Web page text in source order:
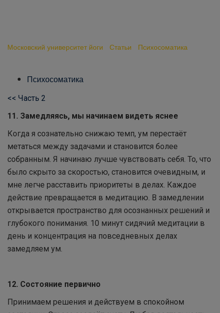
Московский университет йоги Статьи Психосоматика
Психосоматика
<< Часть 2
11. Замедляясь, мы начинаем видеть яснее
Когда я сознательно снижаю темп, ум перестаёт
метаться между задачами и становится более
собранным. Я начинаю лучше чувствовать себя. То, что
было скрыто за скоростью, становится очевидным, и
мне легче расставить приоритеты в делах. Каждое
действие превращается в медитацию. В замедлении
открывается пространство для осознанных решений и
глубокого понимания. 10 минут сидячий медитации в
день и концентрация на повседневных делах
замедляем ум.
12. Состояние первично
Принимаем решения и действуем в спокойном